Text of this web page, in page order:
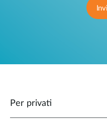
Per privati